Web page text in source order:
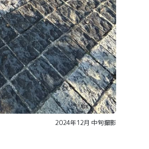
2024年12月 中旬撮影